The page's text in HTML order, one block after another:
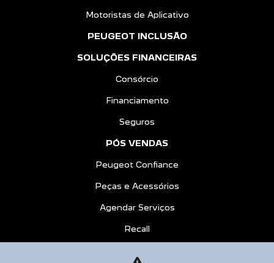
Motoristas de Aplicativo
PEUGEOT INCLUSÃO
SOLUÇÕES FINANCEIRAS
Consórcio
Financiamento
Seguros
PÓS VENDAS
Peugeot Confiance
Peças e Acessórios
Agendar Serviços
Recall